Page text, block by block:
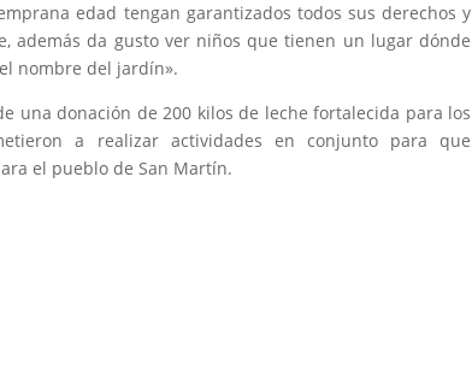
edad tengan garantizados todos sus derechos y
además da gusto ver niños que tienen un lugar dónde
nombre del jardín».
una donación de 200 kilos de leche fortalecida para los
a realizar actividades en conjunto para que
el pueblo de San Martín.